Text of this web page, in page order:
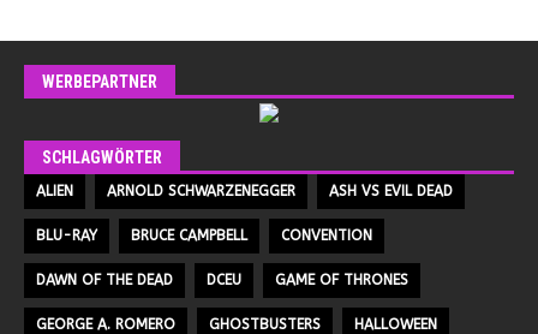
WERBEPARTNER
SCHLAGWÖRTER
ALIEN ARNOLD SCHWARZENEGGER ASH VS EVIL DEAD
BLU-RAY BRUCE CAMPBELL CONVENTION
DAWN OF THE DEAD DCEU GAME OF THRONES
GEORGE A. ROMERO GHOSTBUSTERS HALLOWEEN